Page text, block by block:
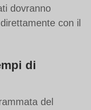
dovranno
con il
di
del